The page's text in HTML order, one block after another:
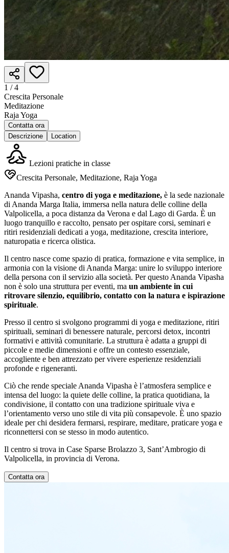
1 /4
Crescita Personale
Meditazione
Raja Yoga
Contatta ora
Descrizione
Location
Lezioni pratiche in classe
Crescita Personale, Meditazione, Raja Yoga
Ananda Vipasha, centro di yoga e meditazione, è la sede nazionale
di Ananda Marga Italia, immersa nella natura delle colline della
Valpolicella, a poca distanza da Verona e dal Lago di Garda. È un
luogo tranquillo e raccolto, pensato per ospitare corsi, seminari e
ritiri residenziali dedicati a yoga, meditazione, crescita interiore,
naturopatia e ricerca olistica.
Il centro nasce come spazio di pratica, formazione e vita semplice, in
armonia con la visione di Ananda Marga: unire lo sviluppo interiore
della persona con il servizio alla società. Per questo Ananda Vipasha
non è solo una struttura per eventi, ma un ambiente in cui
ritrovare silenzio, equilibrio, contatto con la natura e ispirazione
spirituale.
Presso il centro si svolgono programmi di yoga e meditazione, ritiri
spirituali, seminari di benessere naturale, percorsi detox, incontri
formativi e attività comunitarie. La struttura è adatta a gruppi di
piccole e medie dimensioni e offre un contesto essenziale,
accogliente e ben attrezzato per vivere esperienze residenziali
profonde e rigeneranti.
Ciò che rende speciale Ananda Vipasha è l’atmosfera semplice e
intensa del luogo: la quiete delle colline, la pratica quotidiana, la
condivisione, il contatto con una tradizione spirituale viva e
l’orientamento verso uno stile di vita più consapevole. È uno spazio
ideale per chi desidera fermarsi, respirare, meditare, praticare yoga e
riconnettersi con se stesso in modo autentico.
Il centro si trova in Case Sparse Brolazzo 3, Sant’Ambrogio di
Valpolicella, in provincia di Verona.
Contatta ora